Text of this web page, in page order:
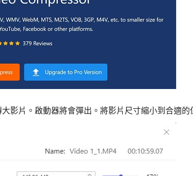
影片。啟動器將會彈出。將影片尺寸縮小到合適